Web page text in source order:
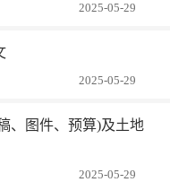
2025-05-29
2025-05-29
、图件、预算)及土地
2025-05-29